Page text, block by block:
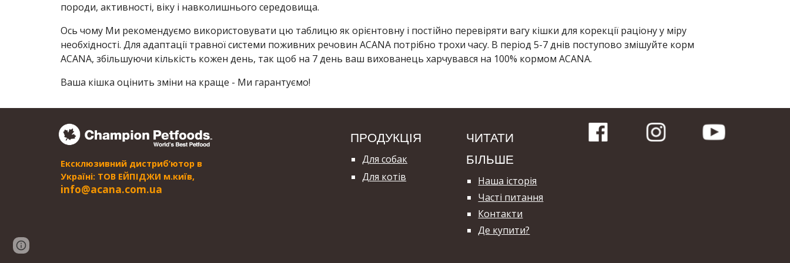
породи, активності, віку і навколишнього середовища.
Ось чому Ми рекомендуємо використовувати цю таблицю як орієнтовну і постійно перевіряти вагу кішки для корекції раціону у міру
необхідності. Для адаптації травної системи поживних речовин ACANA потрібно трохи часу. В період 5-7 днів поступово змішуйте корм
ACANA, збільшуючи кількість кожен день, так щоб на 7 день ваш вихованець харчувався на 100% кормом ACANA.
Ваша кішка оцінить зміни на краще - Ми гарантуємо!
Ексклюзивний дистриб’ютор в
Україні: ТОВ ЕЙПІДЖИ м.київ,
info@acana.com.ua
ПРОДУКЦІЯ
Для собак
Для котів
ЧИТАТИ
БІЛЬШЕ
Наша історія
Часті питання
Контакти
Де купити?